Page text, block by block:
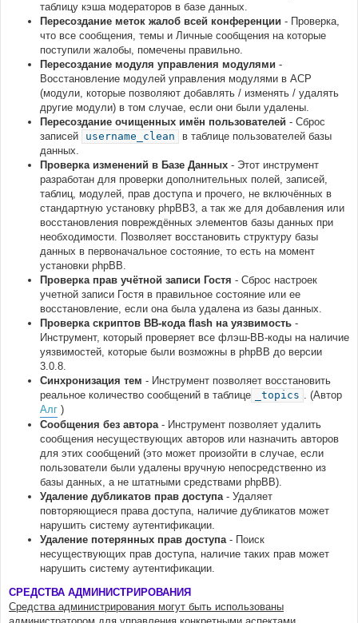
таблицу кэша модераторов в базе данных.
Пересоздание меток жалоб всей конференции - Проверка,
что все сообщения, темы и Личные сообщения на которые
поступили жалобы, помечены правильно.
Пересоздание модуля управления модулями -
Восстановление модулей управления модулями в АСР
(модули, которые позволяют добавлять / изменять / удалять
другие модули) в том случае, если они были удалены.
Пересоздание очищенных имён пользователей - Сброс
записей
username_clean
в таблице пользователей базы
данных.
Проверка изменений в Базе Данных - Этот инструмент
разработан для проверки дополнительных полей, записей,
таблиц, модулей, прав доступа и прочего, не включённых в
стандартную установку phpBB3, а так же для добавления или
восстановления повреждённых элементов базы данных при
необходимости. Позволяет восстановить структуру базы
данных в первоначальное состояние, то есть на момент
установки phpBB.
Проверка прав учётной записи Гостя - Сброс настроек
учетной записи Гостя в правильное состояние или ее
восстановление, если она была удалена из базы данных.
Проверка скриптов BB-кода flash на уязвимость -
Инструмент, который проверяет все флэш-BB-коды на наличие
уязвимостей, которые были возможны в phpBB до версии
3.0.8.
Синхронизация тем - Инструмент позволяет восстановить
реальное количество сообщений в таблице
_topics . (Автор
Алг )
Сообщения без автора- Инструмент позволяет удалить
сообщения несуществующих авторов или назначить авторов
для этих сообщений (это может произойти в случае, если
пользователи были удалены вручную непосредственно из
базы данных, а не штатными средствами phpBB).
Удаление дубликатов прав доступа- Удаляет
повторяющиеся права доступа, наличие дубликатов может
нарушить систему аутентификации.
Удаление потерянных прав доступа- Поиск
несуществующих прав доступа, наличие таких прав может
нарушить систему аутентификации.
СРЕДСТВА АДМИНИСТРИРОВАНИЯ
Средства администрирования могут быть использованы